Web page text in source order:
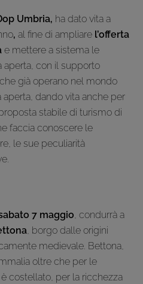
Umbria, ha dato vita a
,al fine di ampliare l’offerta
e mettere a sistema le
aperta, con il supporto
già operano nel mondo
aperta, dando vita anche per
stabile di turismo di
faccia conoscere le
le sue peculiarità
7 maggio, condurrà a
, borgo dalle origini
medievale. Bettona,
oltre che per le
costellato, per la ricchezza